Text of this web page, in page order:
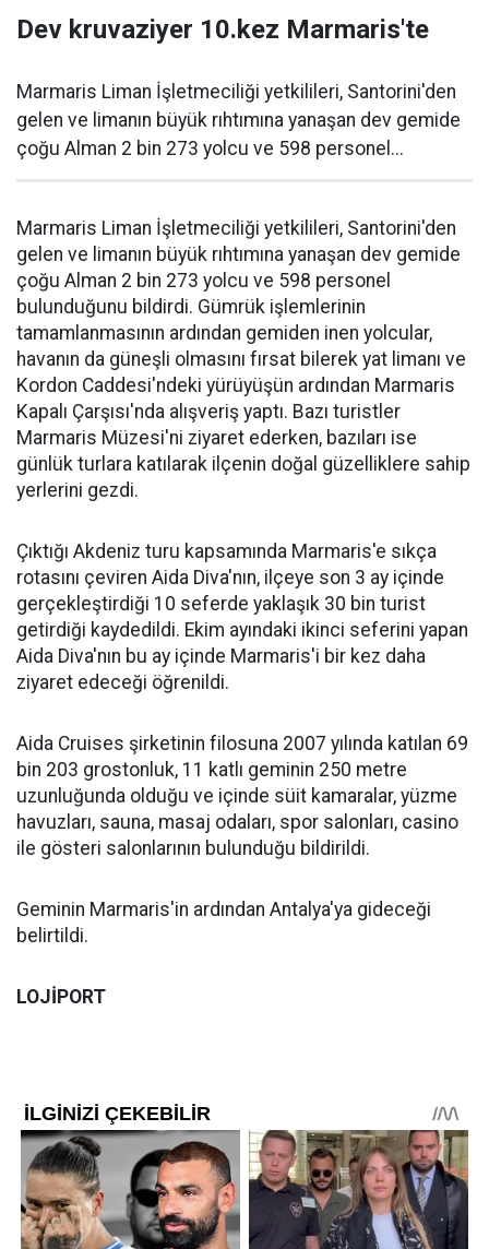
Dev kruvaziyer 10.kez Marmaris'te
Marmaris Liman İşletmeciliği yetkilileri, Santorini'den
gelen ve limanın büyük rıhtımına yanaşan dev gemide
çoğu Alman 2 bin 273 yolcu ve 598 personel...
Marmaris Liman İşletmeciliği yetkilileri, Santorini'den
gelen ve limanın büyük rıhtımına yanaşan dev gemide
çoğu Alman 2 bin 273 yolcu ve 598 personel
bulunduğunu bildirdi. Gümrük işlemlerinin
tamamlanmasının ardından gemiden inen yolcular,
havanın da güneşli olmasını fırsat bilerek yat limanı ve
Kordon Caddesi'ndeki yürüyüşün ardından Marmaris
Kapalı Çarşısı'nda alışveriş yaptı. Bazı turistler
Marmaris Müzesi'ni ziyaret ederken, bazıları ise
günlük turlara katılarak ilçenin doğal güzelliklere sahip
yerlerini gezdi.
Çıktığı Akdeniz turu kapsamında Marmaris'e sıkça
rotasını çeviren Aida Diva'nın, ilçeye son 3 ay içinde
gerçekleştirdiği 10 seferde yaklaşık 30 bin turist
getirdiği kaydedildi. Ekim ayındaki ikinci seferini yapan
Aida Diva'nın bu ay içinde Marmaris'i bir kez daha
ziyaret edeceği öğrenildi.
Aida Cruises şirketinin filosuna 2007 yılında katılan 69
bin 203 grostonluk, 11 katlı geminin 250 metre
uzunluğunda olduğu ve içinde süit kamaralar, yüzme
havuzları, sauna, masaj odaları, spor salonları, casino
ile gösteri salonlarının bulunduğu bildirildi.
Geminin Marmaris'in ardından Antalya'ya gideceği
belirtildi.
LOJİPORT